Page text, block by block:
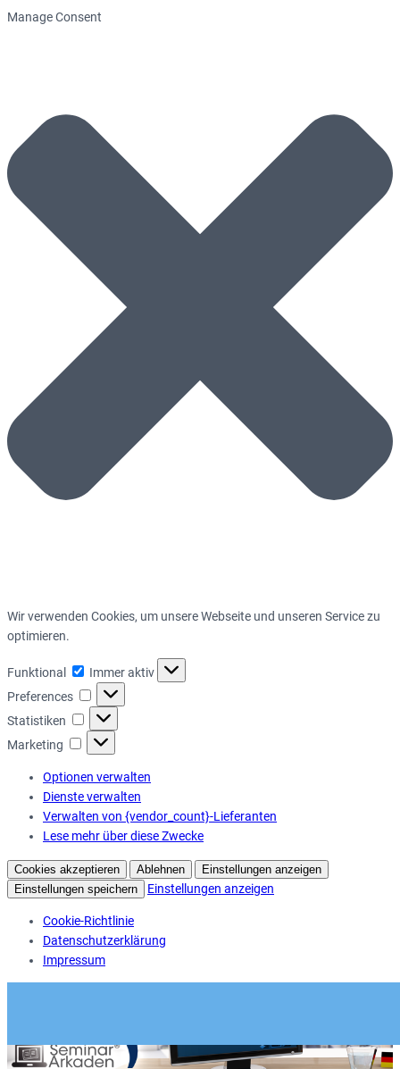
Manage Consent
Wir verwenden Cookies, um unsere Webseite und unseren Service zu
optimieren.
Funktional Funktional
Immer aktiv
Preferences
Preferences
Statistiken Statistiken
Marketing Marketing
Optionen verwalten
Dienste verwalten
Verwalten von {vendor_count}-Lieferanten
Lese mehr über diese Zwecke
Cookies akzeptieren Ablehnen
Einstellungen anzeigen
Einstellungen speichern
Einstellungen anzeigen
Cookie-Richtlinie
Datenschutzerklärung
Impressum